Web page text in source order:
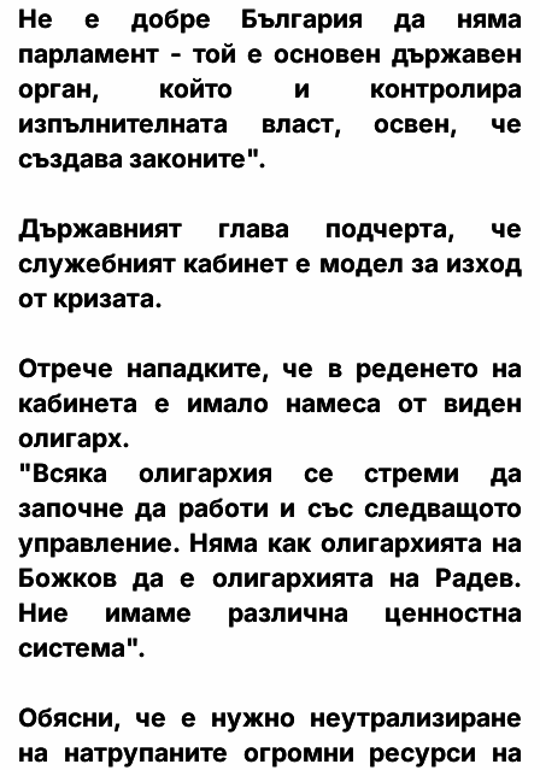
Не е добре България да няма
парламент - той е основен държавен
орган, който и контролира
изпълнителната власт, освен, че
създава законите".
Държавният глава подчерта, че
служебният кабинет е модел за изход
от кризата.
Отрече нападките, че в реденето на
кабинета е имало намеса от виден
олигарх.
"Всяка олигархия се стреми да
започне да работи и със следващото
управление. Няма как олигархията на
Божков да е олигархията на Радев.
Ние имаме различна ценностна
система".
Обясни, че е нужно неутрализиране
на натрупаните огромни ресурси на